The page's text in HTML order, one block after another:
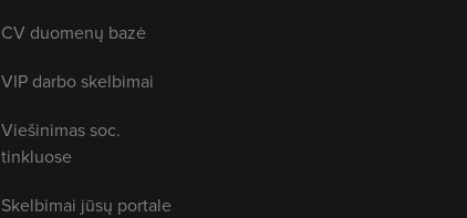
CV duomenų bazė
VIP darbo skelbimai
Viešinimas soc.
tinkluose
Skelbimai jūsų portale